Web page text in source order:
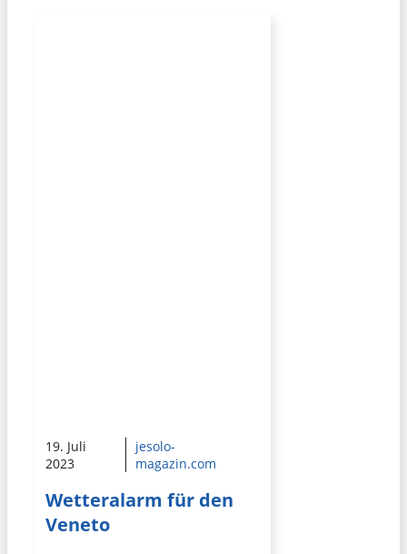
19. Juli
2023
jesolo-
magazin.com
Wetteralarm für den
Veneto